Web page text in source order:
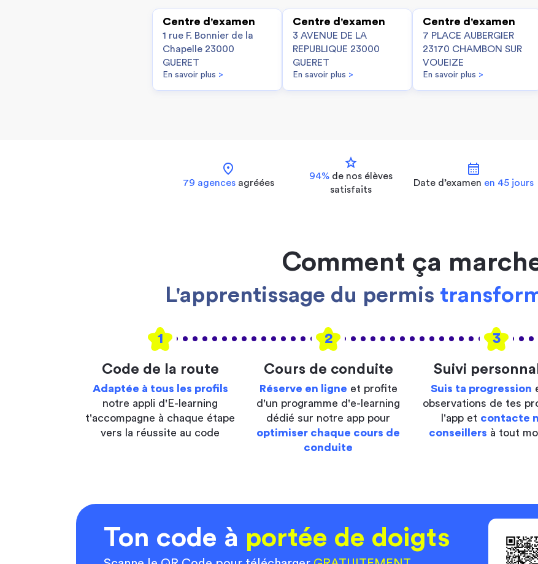
Centre d'examen
1 rue F. Bonnier de la
Chapelle 23000
GUERET
En savoir plus >
Centre d'examen
3 AVENUE DE LA
REPUBLIQUE 23000
GUERET
En savoir plus >
Centre d'examen
7 PLACE AUBERGIER
23170 CHAMBON SUR
VOUEIZE
En savoir plus >
location_on
79 agences agréées
star
94% de nos élèves
satisfaits
calendar_month
Date d’examen en 45 jours
Comment ça
L'apprentissage du permis
1 2 3
Code de la route
Adaptée à tous les profils
notre appli d'E-learning
t'accompagne à chaque étape
vers la réussite au code
Cours de conduite
Réserve en ligne et profite
d'un programme d'e-learning
dédié sur notre app pour
optimiser chaque cours de
conduite
Suivi
Suis ta progression
observations de tes
l'app et contacte
conseillers à tout
Ton code à portée de doigts